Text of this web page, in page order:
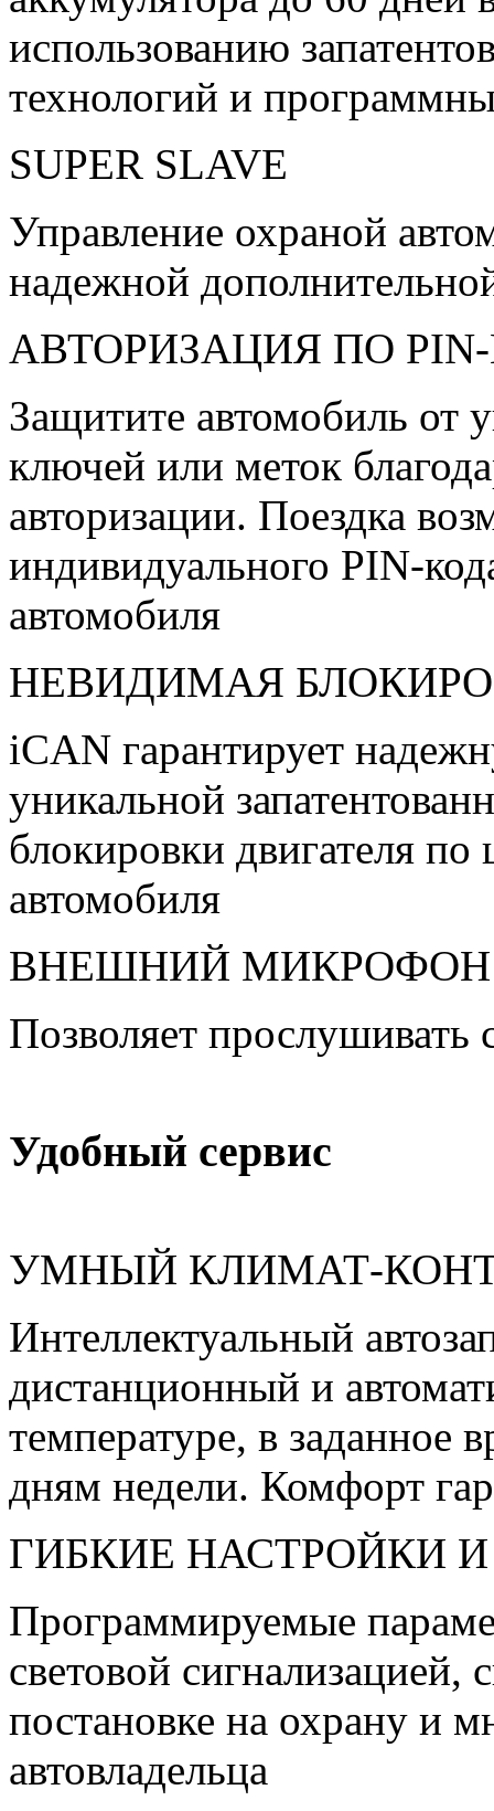
использованию
технологий и
SUPER SLAVE
Управление охраной
надежной
АВТОРИЗАЦИЯ ПО
Защитите автомобиль от
ключей или меток
авторизации. Поездка
индивидуального PIN-
автомобиля
НЕВИДИМАЯ
iCAN гарантирует
уникальной
блокировки двигателя
автомобиля
ВНЕШНИЙ МИКРОФОН
Позволяет прослушивать
Удобный сервис
УМНЫЙ КЛИМАТ-
Интеллектуальный
дистанционный и
температуре, в заданное
дням недели. Комфорт
ГИБКИЕ НАСТРОЙКИ
Программируемые
световой сигнализацией,
постановке на охрану и
автовладельца